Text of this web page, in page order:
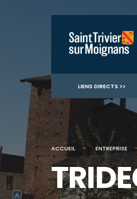
contenu
LIENS DIRECTS >>
ACCUEIL ENTREPRISE